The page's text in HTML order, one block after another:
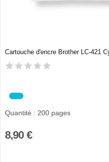
Cartouche d'encre Brother LC-421
Quantité : 200 pages
8,90 €